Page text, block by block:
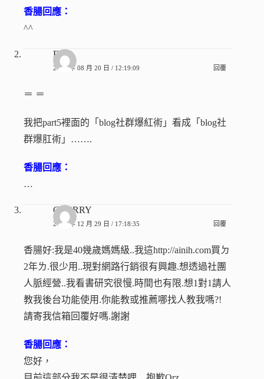
香腸回應：
^^
ENA
2010 年 08 月 20 日 / 12:19:09 回覆
＝ ＝
我把part5裡面的「blog社群爆紅術」看成「blog社
群爆肛術」…….
香腸回應：
…
CHERRY
2009 年 12 月 29 日 / 17:18:35 回覆
香腸好:我是40幾歲媽媽級..我這http://ainih.com買ㄉ
2年ㄌ.很少用..現對網路行銷很有興趣.想透過社團
人脈經營..我看書研究很慢.時間也有限.想1對1請人
教我後台功能使用.你能教或推薦哪找人教我嗎?!
請寄我信箱回覆好嗎.謝謝
香腸回應：
您好，